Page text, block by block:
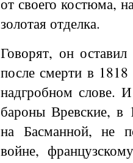
золотая отделка.
Говорят, он
после смерти в
надгробном слове.
бароны Вревские, в
на Басманной, не
войне,